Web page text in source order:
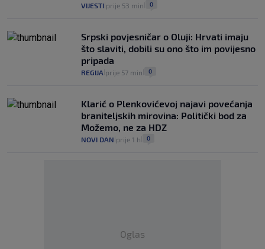
VIJESTI prije 53 min 0
Srpski povjesničar o Oluji: Hrvati imaju
što slaviti, dobili su ono što im povijesno
pripada
REGIJA prije 57 min 0
Klarić o Plenkovićevoj najavi povećanja
braniteljskih mirovina: Politički bod za
Možemo, ne za HDZ
NOVI DAN prije 1 h 0
Oglas